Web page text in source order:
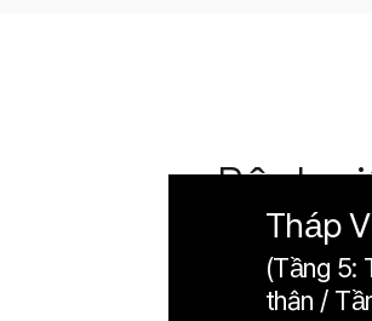
Bệnh
Tháp
(Tầng 5:
thân /